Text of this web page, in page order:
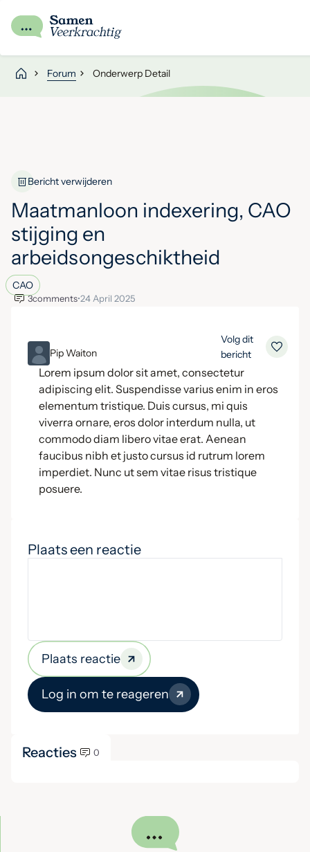
Forum Onderwerp Detail
Bericht verwijderen
Maatmanloon indexering, CAO
stijging en
arbeidsongeschiktheid
CAO
3comments•24 April 2025
ML Pip Waiton
Volg dit
bericht
Lorem ipsum dolor sit amet, consectetur
adipiscing elit. Suspendisse varius enim in eros
elementum tristique. Duis cursus, mi quis
viverra ornare, eros dolor interdum nulla, ut
commodo diam libero vitae erat. Aenean
faucibus nibh et justo cursus id rutrum lorem
imperdiet. Nunc ut sem vitae risus tristique
posuere.
Plaats een reactie
Plaats reactie
Log in om te reageren
Reacties 0